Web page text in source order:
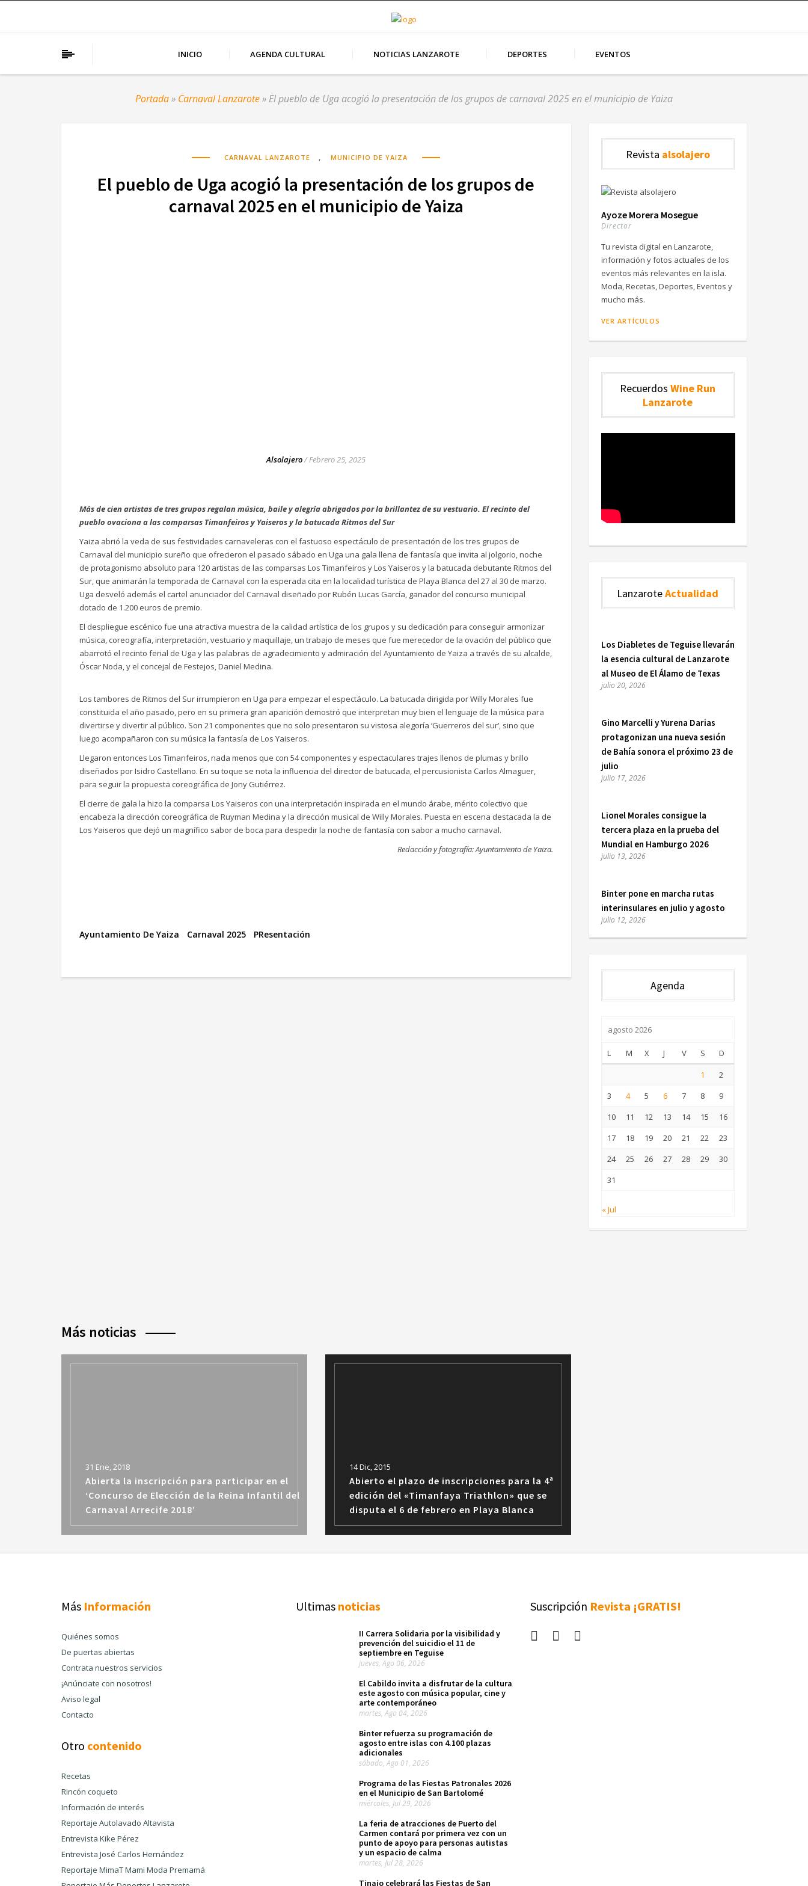
INICIO AGENDA CULTURAL NOTICIAS LANZAROTE DEPORTES EVENTOS
Portada» Carnaval Lanzarote» El pueblo de Uga acogió la presentación de los grupos de carnaval 2025 en el municipio de Yaiza
CARNAVAL LANZAROTE , MUNICIPIO DE YAIZA
El pueblo de Uga acogió la presentación de los grupos de
carnaval 2025 en el municipio de Yaiza
Alsolajero/Febrero 25, 2025
Más de cien artistas de tres grupos regalan música, baile y alegría abrigados por la brillantez de su vestuario. El recinto del
pueblo ovaciona a las comparsas Timanfeiros y Yaiseros y la batucada Ritmos del Sur
Yaiza abrió la veda de sus festividades carnaveleras con el fastuoso espectáculo de presentación de los tres grupos de
Carnaval del municipio sureño que ofrecieron el pasado sábado en Uga una gala llena de fantasía que invita al jolgorio, noche
de protagonismo absoluto para 120 artistas de las comparsas Los Timanfeiros y Los Yaiseros y la batucada debutante Ritmos del
Sur, que animarán la temporada de Carnaval con la esperada cita en la localidad turística de Playa Blanca del 27 al 30 de marzo.
Uga desveló además el cartel anunciador del Carnaval diseñado por Rubén Lucas García, ganador del concurso municipal
dotado de 1.200 euros de premio.
El despliegue escénico fue una atractiva muestra de la calidad artística de los grupos y su dedicación para conseguir armonizar
música, coreografía, interpretación, vestuario y maquillaje, un trabajo de meses que fue merecedor de la ovación del público que
abarrotó el recinto ferial de Uga y las palabras de agradecimiento y admiración del Ayuntamiento de Yaiza a través de su alcalde,
Óscar Noda, y el concejal de Festejos, Daniel Medina.
Los tambores de Ritmos del Sur irrumpieron en Uga para empezar el espectáculo. La batucada dirigida por Willy Morales fue
constituida el año pasado, pero en su primera gran aparición demostró que interpretan muy bien el lenguaje de la música para
divertirse y divertir al público. Son 21 componentes que no solo presentaron su vistosa alegoría ‘Guerreros del sur’, sino que
luego acompañaron con su música la fantasía de Los Yaiseros.
Llegaron entonces Los Timanfeiros, nada menos que con 54 componentes y espectaculares trajes llenos de plumas y brillo
diseñados por Isidro Castellano. En su toque se nota la influencia del director de batucada, el percusionista Carlos Almaguer,
para seguir la propuesta coreográfica de Jony Gutiérrez.
El cierre de gala la hizo la comparsa Los Yaiseros con una interpretación inspirada en el mundo árabe, mérito colectivo que
encabeza la dirección coreográfica de Ruyman Medina y la dirección musical de Willy Morales. Puesta en escena destacada la de
Los Yaiseros que dejó un magnífico sabor de boca para despedir la noche de fantasía con sabor a mucho carnaval.
Redacción y fotografía: Ayuntamiento de Yaiza.
Ayuntamiento De Yaiza Carnaval 2025 PResentación
Más noticias
31 Ene, 2018
Abierta la inscripción para participar en el
‘Concurso de Elección de la Reina Infantil del
Carnaval Arrecife 2018’
14 Dic, 2015
Abierto el plazo de inscripciones para la 4ª
edición del «Timanfaya Triathlon» que se
disputa el 6 de febrero en Playa Blanca
Revista alsolajero
Ayoze Morera Mosegue
Director
Tu revista digital en Lanzarote,
información y fotos actuales de los
eventos más relevantes en la isla.
Moda, Recetas, Deportes, Eventos y
mucho más.
VER ARTÍCULOS
Recuerdos Wine Run
Lanzarote
LanzaroteActualidad
Los Diabletes de Teguise llevarán
la esencia cultural de Lanzarote
al Museo de El Álamo de Texas
julio 20, 2026
Gino Marcelli y Yurena Darias
protagonizan una nueva sesión
de Bahía sonora el próximo 23 de
julio
julio 17, 2026
Lionel Morales consigue la
tercera plaza en la prueba del
Mundial en Hamburgo 2026
julio 13, 2026
Binter pone en marcha rutas
interinsulares en julio y agosto
julio 12, 2026
Agenda
agosto 2026
L M X J V S
D
1
2
3
4 5 6 7 8
9
10
11 12 13 14 15
16
17
18 19 20 21 22
23
24
25 26 27 28 29
30
31
« Jul
Más Información
Quiénes somos
De puertas abiertas
Contrata nuestros servicios
¡Anúnciate con nosotros!
Aviso legal
Contacto
Otro contenido
Recetas
Rincón coqueto
Información de interés
Reportaje Autolavado Altavista
Entrevista Kike Pérez
Entrevista José Carlos Hernández
Reportaje MimaT Mami Moda Premamá
Ultimas noticias
II Carrera Solidaria por la visibilidad y
prevención del suicidio el 11 de
septiembre en Teguise
jueves, Ago 06, 2026
El Cabildo invita a disfrutar de la cultura
este agosto con música popular, cine y
arte contemporáneo
martes, Ago 04, 2026
Binter refuerza su programación de
agosto entre islas con 4.100 plazas
adicionales
sábado, Ago 01, 2026
Programa de las Fiestas Patronales 2026
en el Municipio de San Bartolomé
miércoles, Jul 29, 2026
La feria de atracciones de Puerto del
Carmen contará por primera vez con un
punto de apoyo para personas autistas
y un espacio de calma
martes, Jul 28, 2026
Tinajo celebrará las Fiestas de San
Suscripción Revista ¡GRATIS!